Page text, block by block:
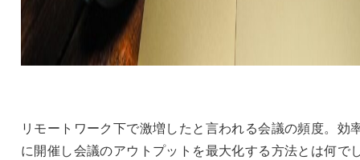
リモートワーク下で激増したと言われる会議の頻度。効
に開催し会議のアウトプットを最大化する方法とは何で